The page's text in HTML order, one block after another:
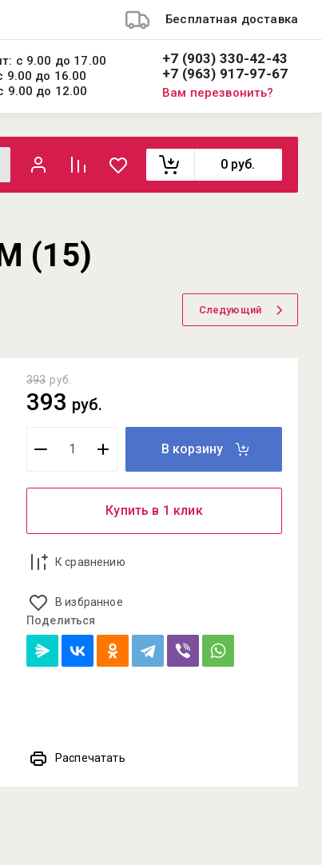
Бесплатная доставка
с 9.00 до 17.00
9.00 до 16.00
9.00 до 12.00
+7 (903) 330-42-43
+7 (963) 917-97-67
Вам перезвонить?
0 руб.
(15)
Следующий
393 руб.
393 руб.
В корзину
Купить в 1 клик
К сравнению
В избранное
Поделиться
Распечатать